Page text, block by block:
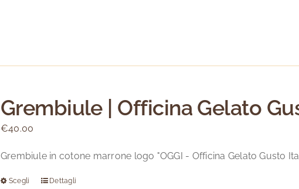
Grembiule | Officina Gelato
€40.00
Grembiule in cotone marrone logo "OGGI - Officina Gelato Gusto
Scegli
Questo
Dettagli